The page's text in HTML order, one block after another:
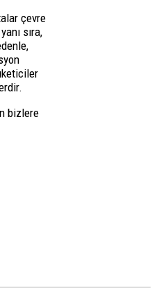
çevre
sıra,
bizlere